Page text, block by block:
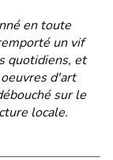
en toute
un vif
quotidiens, et
d'art
sur le
locale.